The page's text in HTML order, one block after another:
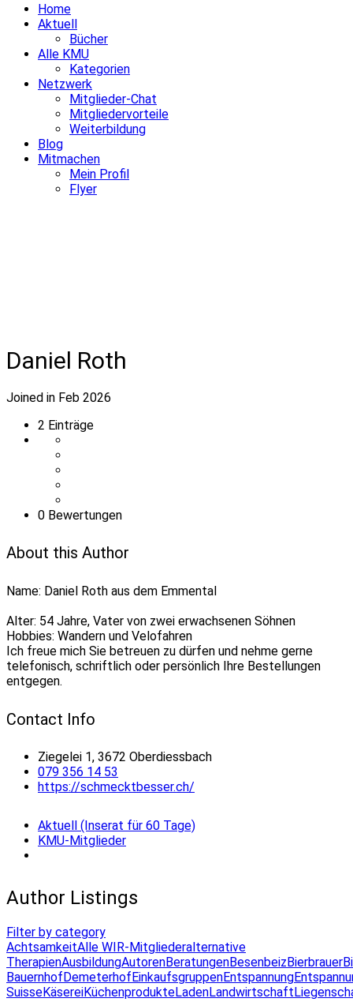
Home
Aktuell
Bücher
Alle KMU
Kategorien
Netzwerk
Mitglieder-Chat
Mitgliedervorteile
Weiterbildung
Blog
Mitmachen
Mein Profil
Flyer
Daniel Roth
Joined in Feb 2026
2 Einträge
0 Bewertungen
About this Author
Name: Daniel Roth aus dem Emmental
Alter: 54 Jahre, Vater von zwei erwachsenen Söhnen
Hobbies: Wandern und Velofahren
Ich freue mich Sie betreuen zu dürfen und nehme gerne
telefonisch, schriftlich oder persönlich Ihre Bestellungen
entgegen.
Contact Info
Ziegelei 1, 3672 Oberdiessbach
079 356 14 53
https://schmecktbesser.ch/
Aktuell (Inserat für 60 Tage)
KMU-Mitglieder
Author Listings
Filter by category
AchtsamkeitAlle WIR-Mitgliederalternative
TherapienAusbildungAutorenBeratungenBesenbeizBierbrauer
BauernhofDemeterhofEinkaufsgruppenEntspannung
SuisseKäsereiKüchenprodukteLadenLandwirtschaft